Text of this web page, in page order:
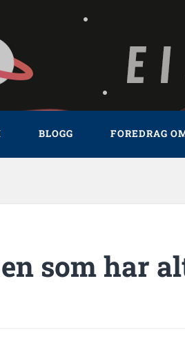
BLOGG FOREDRAG
som har